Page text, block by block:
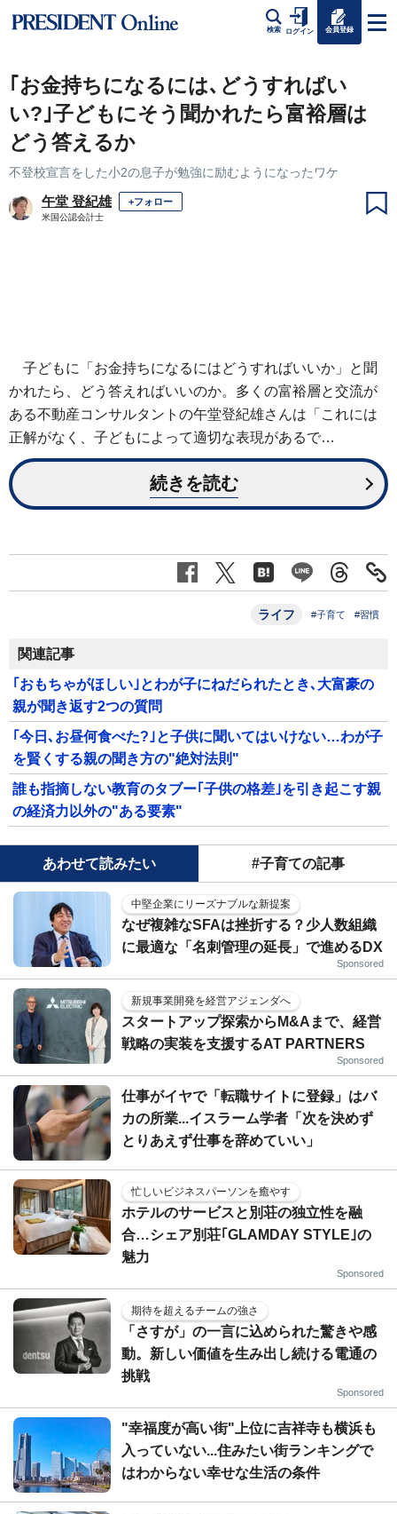
検索 ログイン 会員登録
｢お金持ちになるには､どうすればい
い?｣子どもにそう聞かれたら富裕層は
どう答えるか
不登校宣言をした小2の息子が勉強に励むようになったワケ
午堂 登紀雄 +フォロー
米国公認会計士
子どもに「お金持ちになるにはどうすればいいか」と聞
かれたら、どう答えればいいのか。多くの富裕層と交流が
ある不動産コンサルタントの午堂登紀雄さんは「これには
正解がなく、子どもによって適切な表現があるで…
続きを読む
ライフ #子育て #習慣
関連記事
｢おもちゃがほしい｣とわが子にねだられたとき､大富豪の
親が聞き返す2つの質問
｢今日､お昼何食べた?｣と子供に聞いてはいけない…わが子
を賢くする親の聞き方の"絶対法則"
誰も指摘しない教育のタブー｢子供の格差｣を引き起こす親
の経済力以外の"ある要素"
あわせて読みたい #子育ての記事
中堅企業にリーズナブルな新提案
なぜ複雑なSFAは挫折する？少人数組織
に最適な「名刺管理の延長」で進めるDX
Sponsored
新規事業開発を経営アジェンダへ
スタートアップ探索からM&Aまで、経営
戦略の実装を支援するAT PARTNERS
Sponsored
仕事がイヤで「転職サイトに登録」はバ
カの所業...イスラーム学者「次を決めず
とりあえず仕事を辞めていい」
忙しいビジネスパーソンを癒やす
ホテルのサービスと別荘の独立性を融
合…シェア別荘｢GLAMDAY STYLE｣の
魅力
Sponsored
期待を超えるチームの強さ
「さすが」の一言に込められた驚きや感
動。新しい価値を生み出し続ける電通の
挑戦
Sponsored
"幸福度が高い街"上位に吉祥寺も横浜も
入っていない...住みたい街ランキングで
はわからない幸せな生活の条件